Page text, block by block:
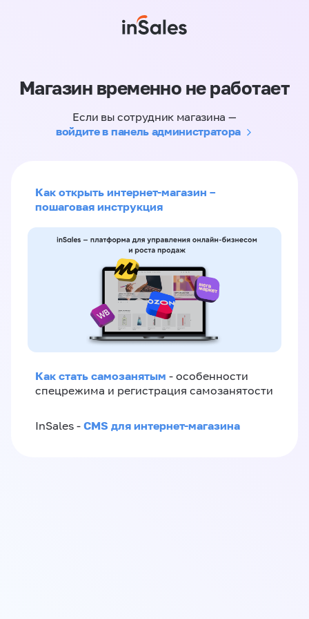
Магазин временно не работает
Если вы сотрудник магазина —
войдите в панель администратора
Как открыть интернет-магазин –
пошаговая инструкция
Как стать самозанятым - особенности
спецрежима и регистрация самозанятости
InSales - CMS для интернет-магазина